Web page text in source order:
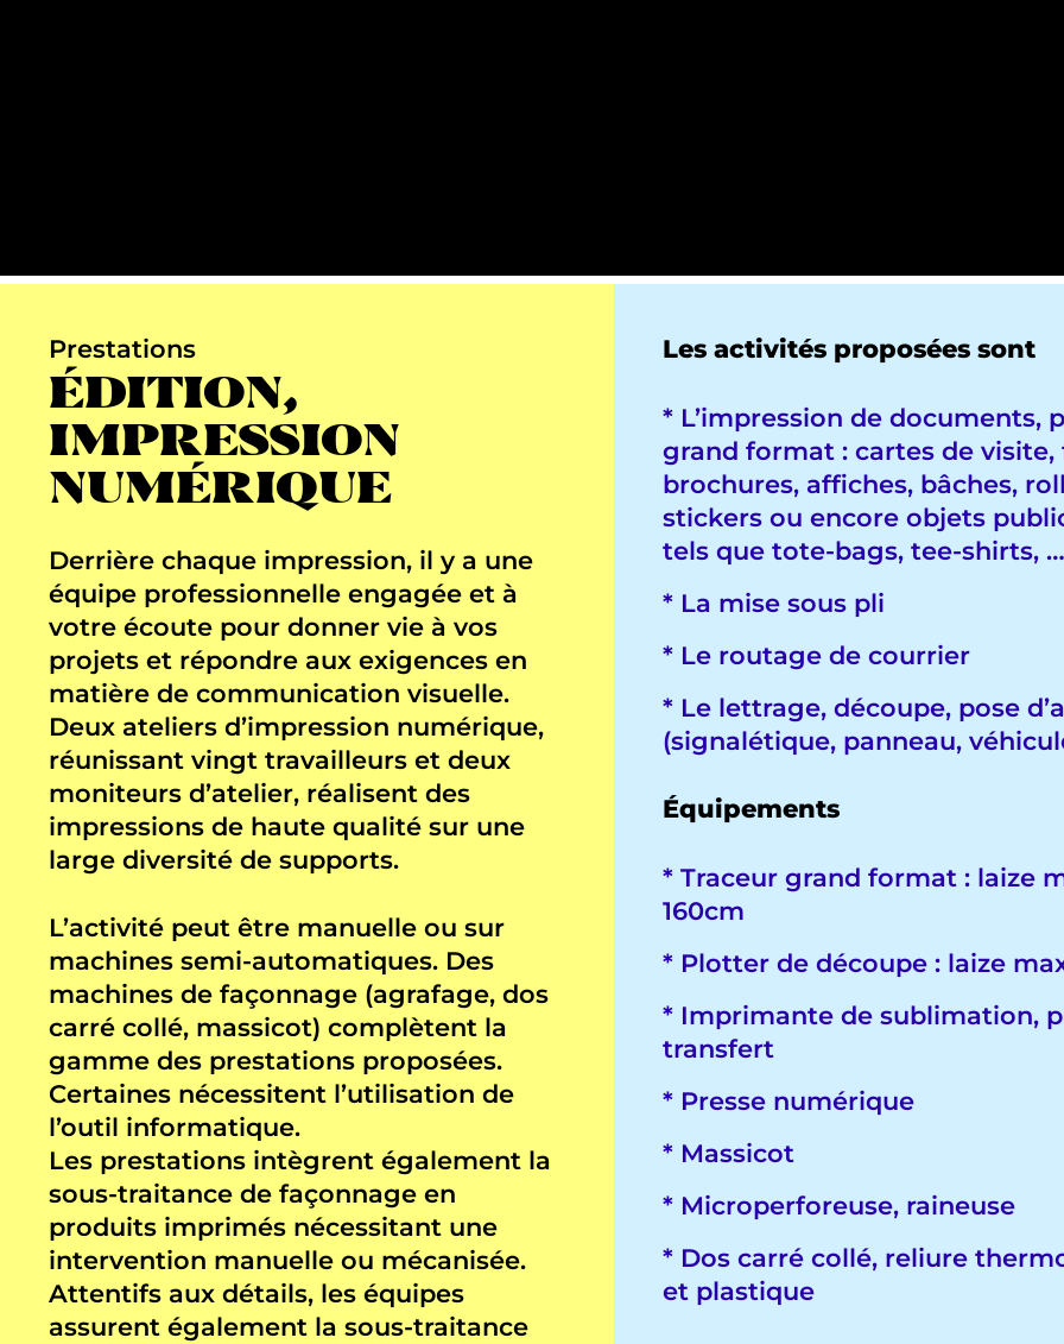
Prestations
ÉDITION,
IMPRESSION
NUMÉRIQUE
Derrière chaque impression, il y a une
équipe professionnelle engagée et à
votre écoute pour donner vie à vos
projets et répondre aux exigences en
matière de communication visuelle.
Deux ateliers d’impression numérique,
réunissant vingt travailleurs et deux
moniteurs d’atelier, réalisent des
impressions de haute qualité sur une
large diversité de supports.
L’activité peut être manuelle ou sur
machines semi-automatiques. Des
machines de façonnage (agrafage, dos
carré collé, massicot) complètent la
gamme des prestations proposées.
Certaines nécessitent l’utilisation de
l’outil informatique.
Les prestations intègrent également la
sous-traitance de façonnage en
produits imprimés nécessitant une
intervention manuelle ou mécanisée.
Attentifs aux détails, les équipes
assurent également la sous-traitance
Les activités proposées sont
* L’impression de documents,
grand format : cartes de visite,
brochures, affiches, bâches,
stickers ou encore objets
tels que tote-bags, tee-shirts, …
* La mise sous pli
* Le routage de courrier
* Le lettrage, découpe, pose
(signalétique, panneau,
Équipements
* Traceur grand format : laize
160cm
* Plotter de découpe : laize
* Imprimante de sublimation,
transfert
* Presse numérique
* Massicot
* Microperforeuse, raineuse
* Dos carré collé, reliure
et plastique